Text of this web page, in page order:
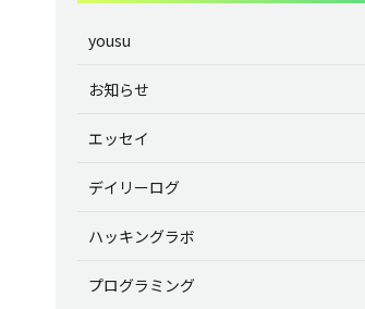
yousu
お知らせ
エッセイ
デイリーログ
ハッキングラボ
プログラミング